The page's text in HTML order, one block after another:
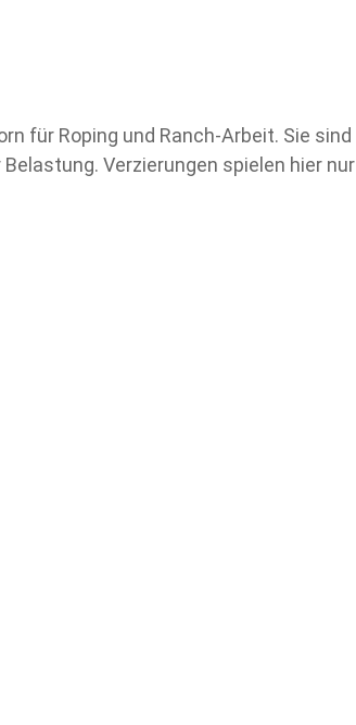
für Roping und Ranch-Arbeit. Sie sind
Verzierungen spielen hier nur